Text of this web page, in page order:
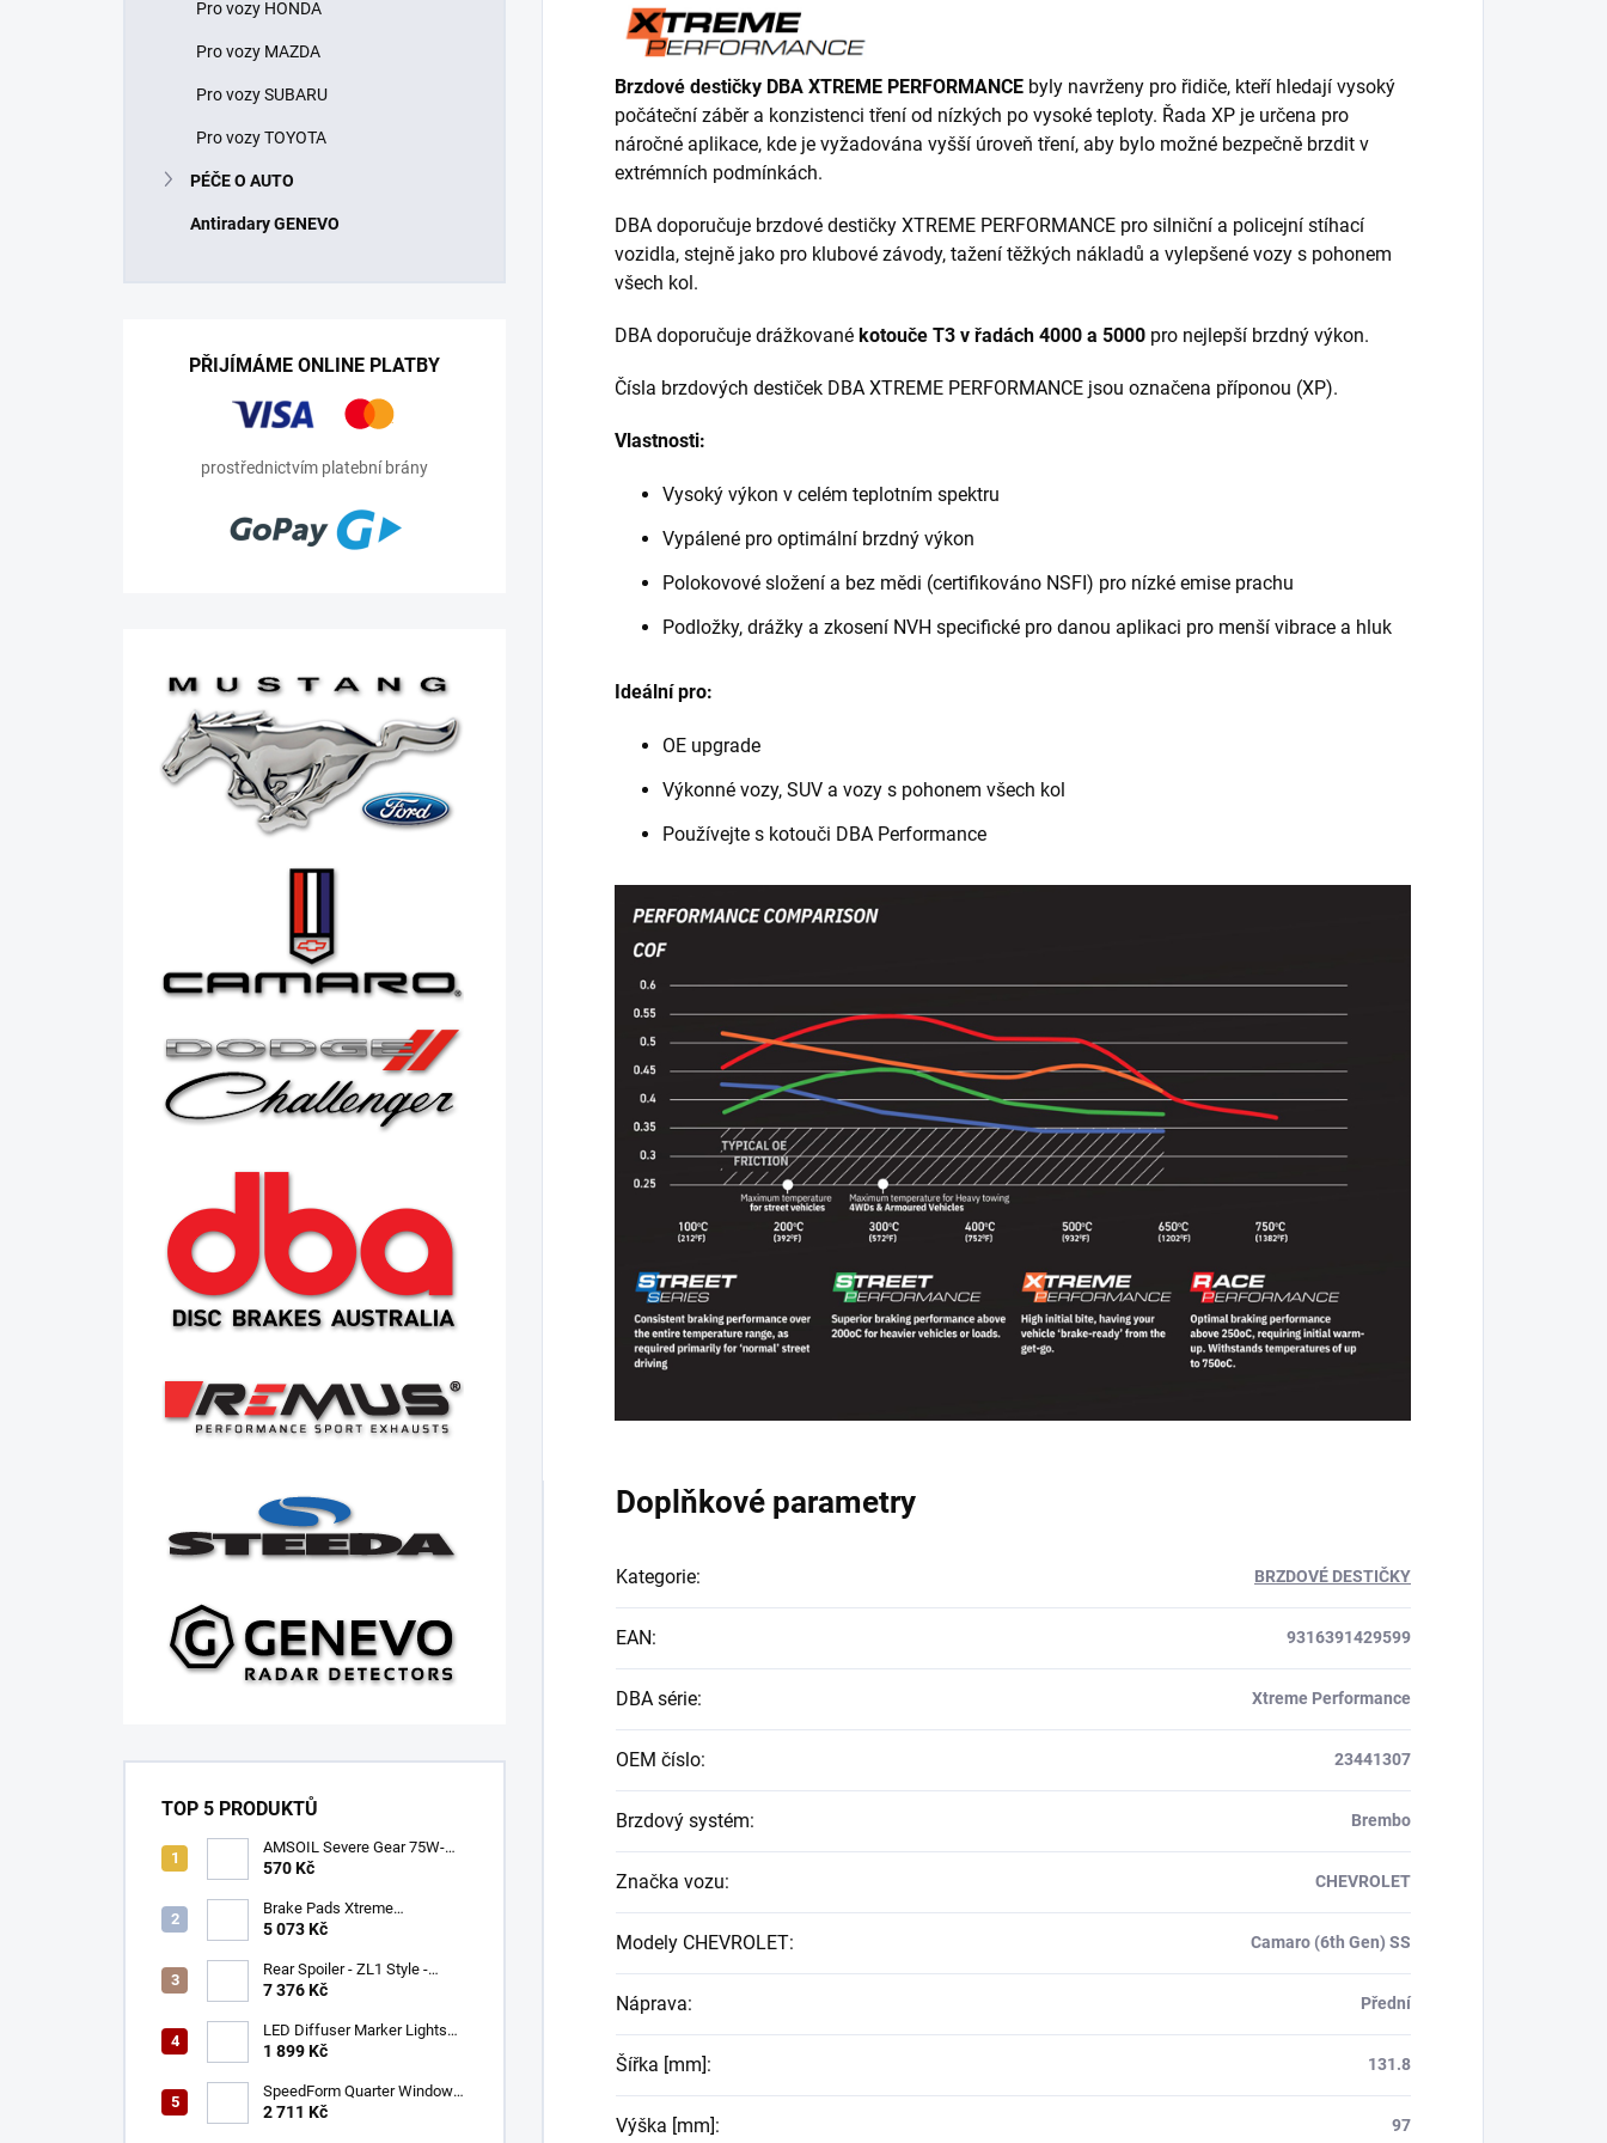
Pro vozy HONDA
Pro vozy MAZDA
Pro vozy SUBARU
Pro vozy TOYOTA
PÉČE O AUTO
Antiradary GENEVO
PŘIJÍMÁME ONLINE PLATBY
prostřednictvím platební brány
TOP 5 PRODUKTŮ
AMSOIL Severe Gear 75W-
140
570 Kč
Brake Pads Xtreme
Performance ECE R90
(DB9021XP)
5 073 Kč
Rear Spoiler - ZL1 Style -
Gloss Black (CAMARO 16-23)
7 376 Kč
LED Diffuser Marker Lights
(CHALLENGER 15-23)
1 899 Kč
SpeedForm Quarter Window
Louvers - Gloss Black
2 711 Kč
Brzdové destičky DBA XTREME PERFORMANCE byly navrženy pro řidiče, kteří hledají vysoký
počáteční záběr a konzistenci tření od nízkých po vysoké teploty. Řada XP je určena pro
náročné aplikace, kde je vyžadována vyšší úroveň tření, aby bylo možné bezpečně brzdit v
extrémních podmínkách.
DBA doporučuje brzdové destičky XTREME PERFORMANCE pro silniční a policejní stíhací
vozidla, stejně jako pro klubové závody, tažení těžkých nákladů a vylepšené vozy s pohonem
všech kol.
DBA doporučuje drážkované kotouče T3 v řadách 4000 a 5000 pro nejlepší brzdný výkon.
Čísla brzdových destiček DBA XTREME PERFORMANCE jsou označena příponou (XP).
Vlastnosti:
Vysoký výkon v celém teplotním spektru
Vypálené pro optimální brzdný výkon
Polokovové složení a bez mědi (certifikováno NSFI) pro nízké emise prachu
Podložky, drážky a zkosení NVH specifické pro danou aplikaci pro menší vibrace a hluk
Ideální pro:
OE upgrade
Výkonné vozy, SUV a vozy s pohonem všech kol
Používejte s kotouči DBA Performance
Doplňkové parametry
Kategorie: BRZDOVÉ DESTIČKY
EAN: 9316391429599
DBA série: Xtreme Performance
OEM číslo: 23441307
Brzdový systém: Brembo
Značka vozu: CHEVROLET
Modely CHEVROLET: Camaro (6th Gen) SS
Náprava: Přední
Šířka [mm]: 131.8
Výška [mm]: 97